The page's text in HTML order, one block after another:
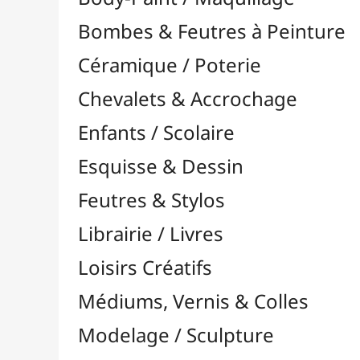
Feutres & Stylos
Librairie / Livres
Loisirs Créatifs
Médiums, Vernis & Colles
Modelage / Sculpture
Peintures / Couleurs
Accessoires
Colour Shapers
Couteaux à Peindre
Éponges
Lampes UV
Mannequins
Nettoyage / Savons